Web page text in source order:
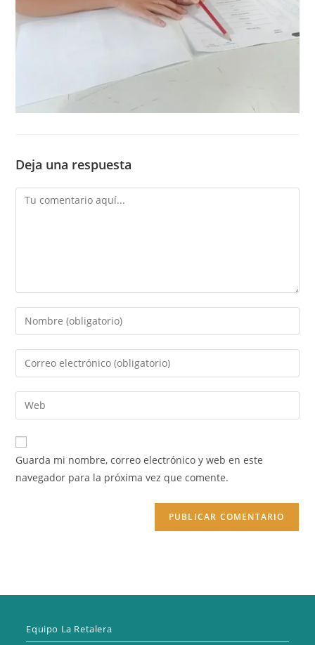
Deja una respuesta
Comentario
Introduce
tu
nombre
de
usuario
para
comentar
Introduce
tu
dirección
de
electrónico
para
comentar
Introduce
la
URL
de
Guarda mi nombre, correo electrónico y web en este
navegador para la próxima vez que comente.
Equipo La Retalera